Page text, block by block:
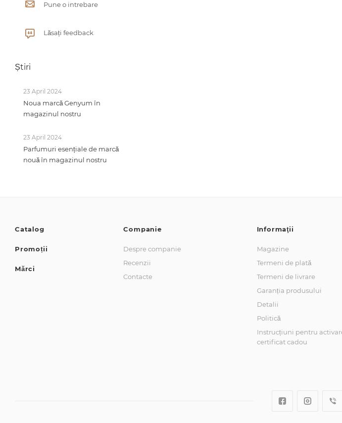
Pune o intrebare
Lăsați feedback
Știri
23 April 2024
Noua marcă Genyum în
magazinul nostru
23 April 2024
Parfumuri esențiale de marcă
nouă în magazinul nostru
Catalog
Promoții
Mărci
Companie
Despre companie
Recenzii
Contacte
Informaţii
Magazine
Termeni de plată
Termeni de livrare
Garanția produsului
Detalii
Politică
Instrucțiuni pentru
certificat cadou